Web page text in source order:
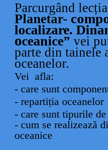
Parcurgând
Planetar- co
localizare.
oceanice” vei
parte din tainele
oceanelor.
Vei afla:
- care sunt
- repartiția oceanelor
- care sunt tipurile
- cum se realizează
oceanice